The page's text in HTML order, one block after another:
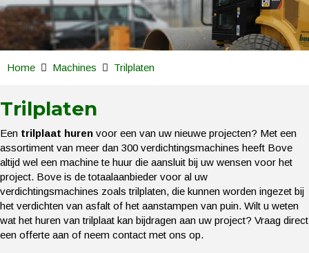
Home Machines Trilplaten
Trilplaten
Een trilplaat huren voor een van uw nieuwe projecten? Met een
assortiment van meer dan 300 verdichtingsmachines heeft Bove
altijd wel een machine te huur die aansluit bij uw wensen voor het
project. Bove is de totaalaanbieder voor al uw
verdichtingsmachines zoals trilplaten, die kunnen worden ingezet bij
het verdichten van asfalt of het aanstampen van puin. Wilt u weten
wat het huren van trilplaat kan bijdragen aan uw project? Vraag direct
een offerte aan of neem contact met ons op.